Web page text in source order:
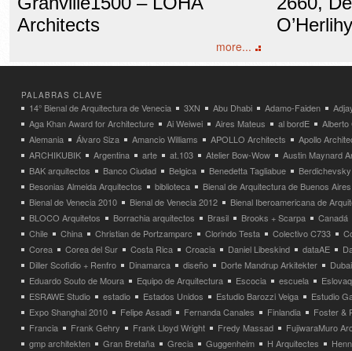
Architects
more...
PALABRAS CLAVE
14° Bienal de Arquitectura de Venecia 3XN Abu Dhabi Adamo-Faiden
Aga Khan Award for Architecture
Ai Weiwei Aires Mateus al bordE
Alberto
Alemania
Álvaro Siza Amancio Williams APOLLO Architects
Apollo
ARCHIKUBIK
Argentina arte at.103 Atelier Bow-Wow
Austin Maynard
BAK arquitectos
Banco Ciudad Belgica Benedetta Tagliabue
Besonias Almeida Arquitectos
biblioteca
Bienal de Arquitectura de Buenos Aires
Bienal de Venecia 2010
Bienal de Venecia 2012
Bienal Iberoamericana de
BLOCO Arquitetos
Borrachia arquitectos Brasil Brooks + Scarpa
Canadá
Chile
China Christian de Portzamparc Clorindo Testa Colectivo C733
Corea
Corea del Sur Costa Rica Croacia Daniel Libeskind dataAE
Diller Scofidio + Renfro
Dinamarca diseño Dorte Mandrup Arkitekter
Dubai
Eduardo Souto de Moura
Equipo de Arquitectura Escocia escuela
ESRAWE Studio
estadio Estados Unidos Estudio Barozzi Veiga
Estudio
Expo Shanghai 2010
Felipe Assadi Fernanda Canales Finlandia
Foster &
Francia
Frank Gehry Frank Lloyd Wright Fredy Massad
FujiwaraMuro
gmp architekten
Gran Bretaña Grecia Guggenheim H Arquitectes